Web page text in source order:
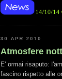
• 14/10/14 • La
30 APR 2010
Atmosfere
E' ormai risaputo:
fascino rispetto alle